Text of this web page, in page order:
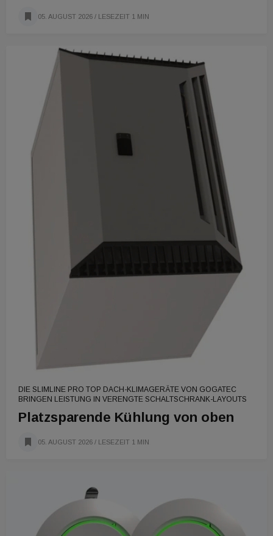
05. AUGUST 2026 / LESEZEIT 1 MIN
DIE SLIMLINE PRO TOP DACH-KLIMAGERÄTE VON GOGATEC
BRINGEN LEISTUNG IN VERENGTE SCHALTSCHRANK-LAYOUTS
Platzsparende Kühlung von oben
05. AUGUST 2026 / LESEZEIT 1 MIN